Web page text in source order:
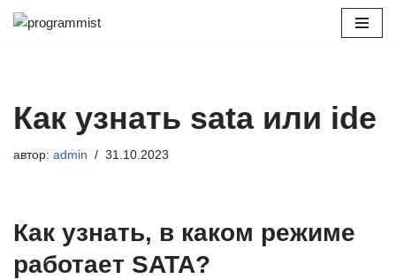
Как узнать sata или ide
автор: admin 31.10.2023
Как узнать, в каком режиме
работает SATA?